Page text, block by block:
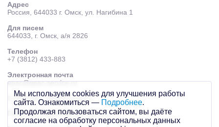
Адрес
Россия, 644033 г. Омск, ул. Нагибина 1
Для писем
644033, г. Омск, а/я 2826
Телефон
+7 (3812) 433-883
Электронная почта
epac@epac-service.ru
© 2026 AО «ЭПАК-сервис»
Политика персональных данных
Мы используем cookies для улучшения работы
сайта. Ознакомиться — Подробнее.
Продолжая пользоваться сайтом, вы даёте
согласие на обработку персональных данных